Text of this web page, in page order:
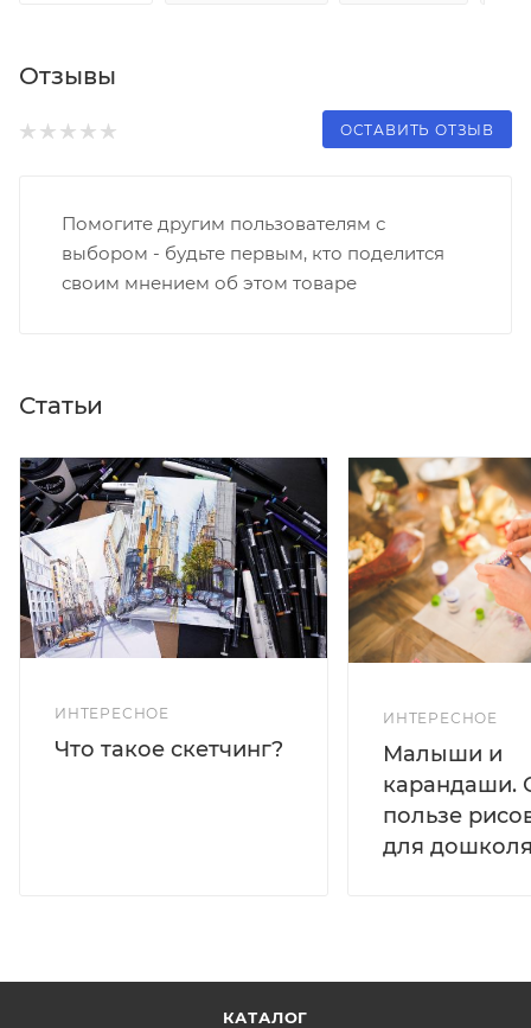
Отзывы
ОСТАВИТЬ ОТЗЫВ
Помогите другим пользователям с
выбором - будьте первым, кто поделится
своим мнением об этом товаре
Статьи
ИНТЕРЕСНОЕ
Что такое скетчинг?
ИНТЕРЕСНОЕ
Малыши и
карандаши.
пользе
для
КАТАЛОГ